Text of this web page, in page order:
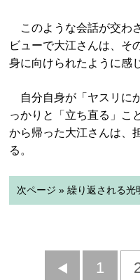
このような会話が交わ
ビューで大江さんは、そ
身に向けられたように感
自分自身が「ヤスリに
っかりと「立ち直る」こ
から帰った大江さんは、
る。
次ページ » 繰り返される光
前
1